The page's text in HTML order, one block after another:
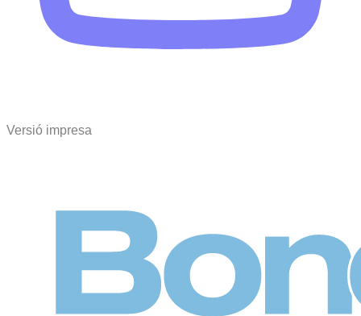
Versió impresa